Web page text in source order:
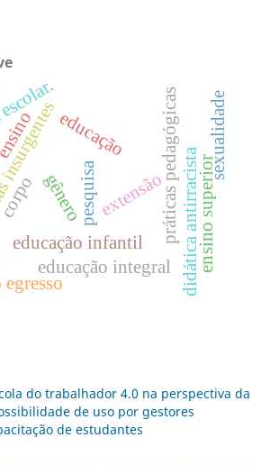
educação
pesquisaextensãopráticas pedagógicasdidática antirracista
educação infantil
educação integral ensino superior
gênero
sexualidade
do trabalhador 4.0 na perspectiva da
de uso por gestores
de estudantes